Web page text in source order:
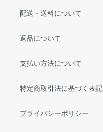
配送・送料について
返品について
支払い方法について
特定商取引法に基づく表記
プライバシーポリシー